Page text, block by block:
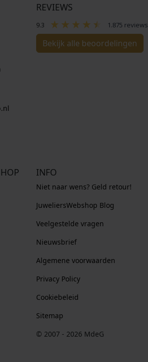
REVIEWS
9.3 1.875 reviews
Bekijk alle beoordelingen
INFO
Niet naar wens? Geld retour!
JuweliersWebshop Blog
Veelgestelde vragen
Nieuwsbrief
Algemene voorwaarden
Privacy Policy
Cookiebeleid
Sitemap
© 2007 - 2026 MdeG